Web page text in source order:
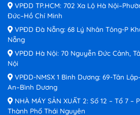
VPĐD TP.HCM: 702 Xa Lộ Hà
Đức–Hồ Chí Minh
VPĐD Đà Nẵng: 68 Lý Nhân Tông-P
Nẵng
VPĐD Hà Nội: 70 Nguyễn Đức Cảnh,
Nội
VPĐD-NMSX 1 Bình Dương: 69-Tân
An–Bình Dương
NHÀ MÁY SẢN XUẤT 2: Số 12 – Tổ 7 –
Thành Phố Thái Nguyên